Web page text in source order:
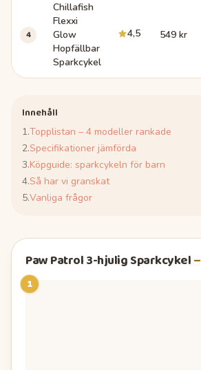
4
Chillafish
Flexxi
Glow
Hopfällbar
Sparkcykel
4,5 549 kr
Innehåll
1.Topplistan – 4 modeller rankade
2.Specifikationer jämförda
3.Köpguide: sparkcykeln för barn
4.Så har vi granskat
5.Vanliga frågor
Paw Patrol 3-hjulig Sparkcykel–
1